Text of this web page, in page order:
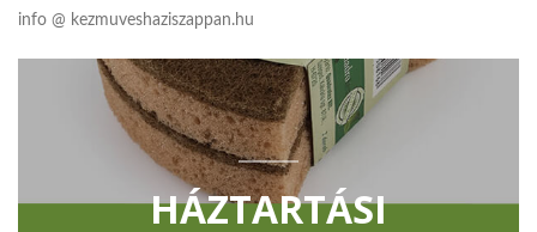
info @ kezmuveshaziszappan.hu
HÁZTARTÁSI